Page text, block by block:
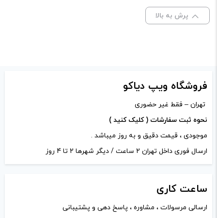
نوع
نشانی ایمیل شما منتشر نخواهد شد.
علامت‌گذاری شده‌اند
دیدگاه شما*
پرش به بالا
فروشگاه ویپ دیاکو
تهران – فقط غیر حضوری
نحوه ثبت سفارشات ( کلیک کنید )
موجودی ، قیمت دقیق و به روز میباشد .
ارسال فوری داخل تهران 2 ساعت / دیگر شهرها 2 تا 4 روز
ساعت کاری
ارسالی مرسولات ، مشاوره ، پاسخ دهی و پشتیبانی